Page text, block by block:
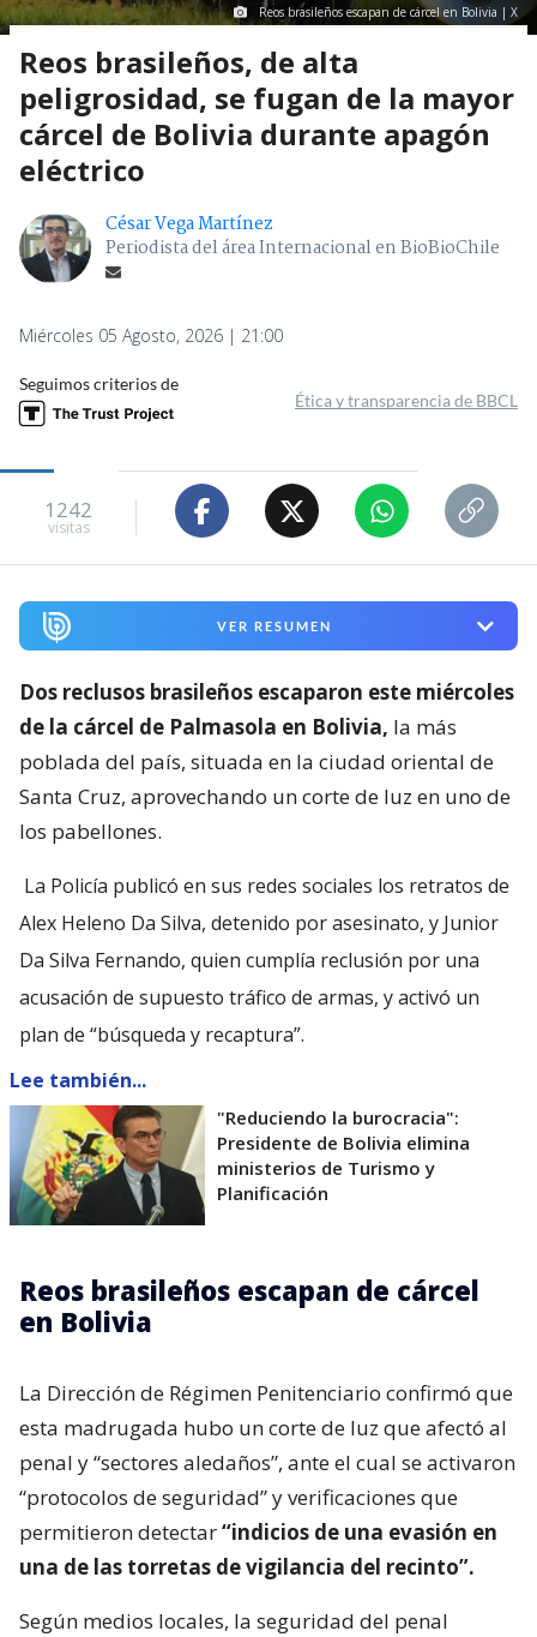
Reos brasileños escapan de cárcel en Bolivia | X
Reos brasileños, de alta
peligrosidad, se fugan de la mayor
cárcel de Bolivia durante apagón
eléctrico
César Vega Martínez
Periodista del área Internacional en BioBioChile
Miércoles 05 Agosto, 2026 | 21:00
Seguimos criterios de
Ética y transparencia de BBCL
1242
visitas
VER RESUMEN
Dos reclusos brasileños escaparon este miércoles
de la cárcel de Palmasola en Bolivia, la más
poblada del país, situada en la ciudad oriental de
Santa Cruz, aprovechando un corte de luz en uno de
los pabellones.
La Policía publicó en sus redes sociales los retratos de
Alex Heleno Da Silva, detenido por asesinato, y Junior
Da Silva Fernando, quien cumplía reclusión por una
acusación de supuesto tráfico de armas, y activó un
plan de “búsqueda y recaptura”.
Lee también...
"Reduciendo la burocracia":
Presidente de Bolivia elimina
ministerios de Turismo y
Planificación
Reos brasileños escapan de cárcel
en Bolivia
La Dirección de Régimen Penitenciario confirmó que
esta madrugada hubo un corte de luz que afectó al
penal y “sectores aledaños”, ante el cual se activaron
“protocolos de seguridad” y verificaciones que
permitieron detectar“indicios de una evasión en
una de las torretas de vigilancia del recinto”.
Según medios locales, la seguridad del penal